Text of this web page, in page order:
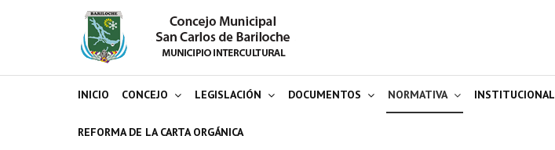
INICIO CONCEJO LEGISLACIÓN DOCUMENTOS NORMATIVA INSTITUCIONAL
REFORMA DE LA CARTA ORGÁNICA